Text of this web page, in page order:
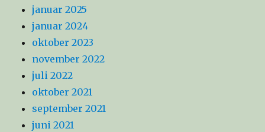
januar 2025
januar 2024
oktober 2023
november 2022
juli 2022
oktober 2021
september 2021
juni 2021